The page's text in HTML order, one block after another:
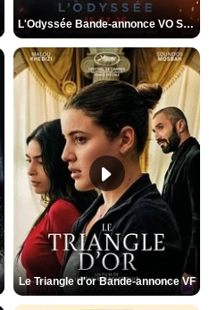
L'Odyssée Bande-annonce VO STFR
Le Triangle d'or Bande-annonce VF